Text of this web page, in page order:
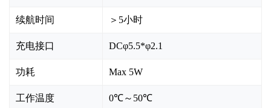
续航时间 ＞ 5小时
充电接口 DCφ5.5*φ2.1
功耗 Max 5W
工作温度 0℃～50℃